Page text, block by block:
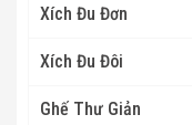
Xích Đu Đơn
Xích Đu Đôi
Ghế Thư Giản